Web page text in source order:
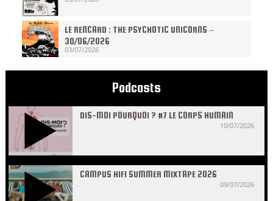
LE RENCARD : THE PSYCHOTIC UNICORNS –
30/06/2026
03/07/2026
Podcasts
DIS-MOI POURQUOI ? #7 LE CORPS HUMAIN
10/07/2026
CAMPUS HIFI SUMMER MIXTAPE 2026
09/07/2026